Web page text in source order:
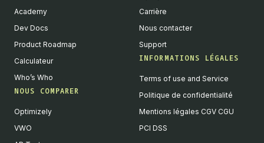
Academy
Dev Docs
Product Roadmap
Calculateur
Who’s Who
NOUS COMPARER
Optimizely
VWO
Carrière
Nous contacter
Support
INFORMATIONS LÉGALES
Terms of use and Service
Politique de confidentialité
Mentions légales CGV CGU
PCI DSS